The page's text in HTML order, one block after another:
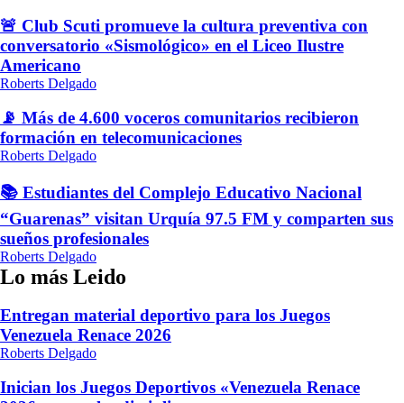
🚨 Club Scuti promueve la cultura preventiva con
conversatorio «Sismológico» en el Liceo Ilustre
Americano
Roberts Delgado
📡 Más de 4.600 voceros comunitarios recibieron
formación en telecomunicaciones
Roberts Delgado
📚 Estudiantes del Complejo Educativo Nacional
“Guarenas” visitan Urquía 97.5 FM y comparten sus
sueños profesionales
Roberts Delgado
Lo más Leido
Entregan material deportivo para los Juegos
Venezuela Renace 2026
Roberts Delgado
Inician los Juegos Deportivos «Venezuela Renace